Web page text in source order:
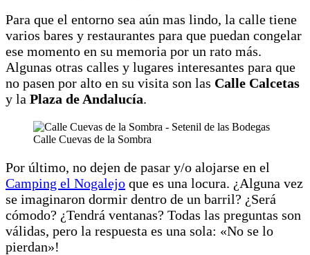
Para que el entorno sea aún mas lindo, la calle tiene
varios bares y restaurantes para que puedan congelar
ese momento en su memoria por un rato más.
Algunas otras calles y lugares interesantes para que
no pasen por alto en su visita son las Calle Calcetas
y la Plaza de Andalucía.
Calle Cuevas de la Sombra
Por último, no dejen de pasar y/o alojarse en el
Camping el Nogalejo que es una locura. ¿Alguna vez
se imaginaron dormir dentro de un barril? ¿Será
cómodo? ¿Tendrá ventanas? Todas las preguntas son
válidas, pero la respuesta es una sola: «No se lo
pierdan»!